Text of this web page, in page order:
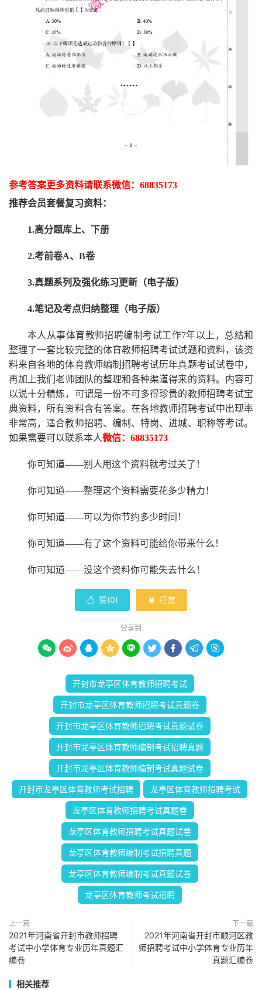
参考答案更多资料请联系微信： 68835173
推荐会员套餐复习资料：
1.高分题库上、下册
2.考前卷A、B卷
3.真题系列及强化练习更新（电子版）
4.笔记及考点归纳整理（电子版）
本人从事体育教师招聘编制考试工作7年以上，总结和
整理了一套比较完整的体育教师招聘考试试题和资料，该资
料来自各地的体育教师编制招聘考试历年真题考试试卷中，
再加上我们老师 团队的整理和各种渠道得来的资料。内容可
以说十分精炼，可谓是一份不可多得珍贵的教师招聘考试宝
典资料，所有资料含有答案。在各地教师招聘考试中出现率
非常高，适合教师招聘、编制、特岗、进城、职称等考试。
如果需要可以联系本人微信： 68835173
你可知道——别人用这个资料就考过关了！
你可知道——整理这个资料需要花多少精力 ！
你可知道——可以为你节约多少时间！
你可知道——有了这个资料可能给你带来什么！
你可知道——没这个资料你可能失去什么 ！
 赞(0)  打赏
分享到
        
开封市龙亭区体育教师招聘考试
开封市龙亭区体育教师招聘考试真题卷
开封市龙亭区体育教师招聘考试真题试卷
开封市龙亭区体育教师编制考试招聘真题
开封市龙亭区体育教师编制考试真题试卷
开封市龙亭区体育教师考试招聘 龙亭区体育教师招聘考试
龙亭区体育教师招聘考试真题卷
龙亭区体育教师招聘考试真题试卷
龙亭区体育教师编制考试招聘真题
龙亭区体育教师编制考试真题试卷
龙亭区体育教师考试招聘
上一篇
2021年河南省开封市教师招聘
考试中小学体育专业历年真题汇
编卷
下一篇
2021年河南省开封市顺河区教
师招聘考试中小学体育专业历年
真题汇编卷
相关推荐